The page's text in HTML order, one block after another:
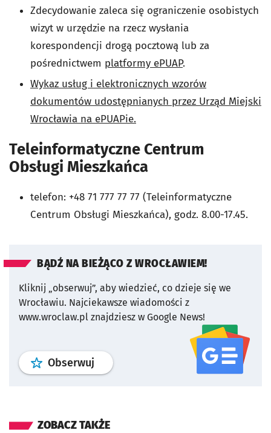
Zdecydowanie zaleca się ograniczenie osobistych
wizyt w urzędzie na rzecz wysłania
korespondencji drogą pocztową lub za
pośrednictwem platformy ePUAP.
Wykaz usług i elektronicznych wzorów
dokumentów udostępnianych przez Urząd Miejski
Wrocławia na ePUAPie.
Teleinformatyczne Centrum
Obsługi Mieszkańca
telefon: +48 71 777 77 77 (Teleinformatyczne
Centrum Obsługi Mieszkańca), godz. 8.00-17.45.
BĄDŹ NA BIEŻĄCO Z WROCŁAWIEM!
Kliknij „obserwuj”, aby wiedzieć, co dzieje się we
Wrocławiu. Najciekawsze wiadomości z
www.wroclaw.pl znajdziesz w Google News!
Obserwuj profil serwisu
ZOBACZ TAKŻE